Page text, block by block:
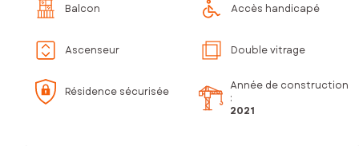
Balcon Accès handicapé
Ascenseur Double vitrage
Résidence sécurisée
Année de construction
:
2021